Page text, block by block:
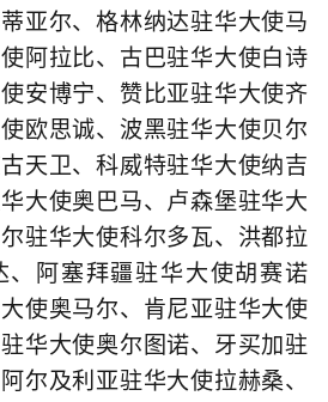
亚尔、格林纳达驻华大使马
阿拉比、古巴驻华大使白诗
安博宁、赞比亚驻华大使齐
欧思诚、波黑驻华大使贝尔
天卫、科威特驻华大使纳吉
大使奥巴马、卢森堡驻华大
驻华大使科尔多瓦、洪都拉
、阿塞拜疆驻华大使胡赛诺
使奥马尔、肯尼亚驻华大使
华大使奥尔图诺、牙买加驻
尔及利亚驻华大使拉赫桑、